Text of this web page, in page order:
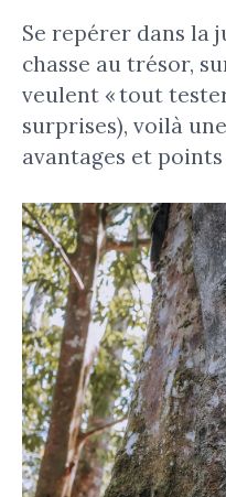
Se repérer dans la
chasse au trésor,
veulent « tout
surprises), voilà
avantages et